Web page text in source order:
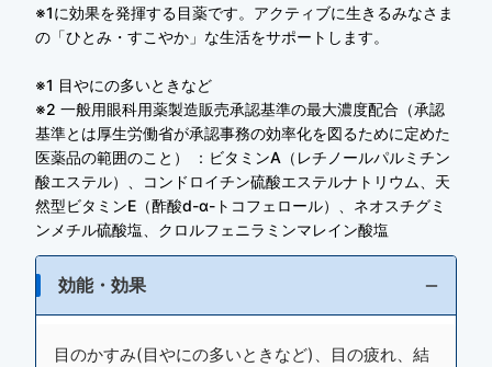
※1に効果を発揮する目薬です。アクティブに生きるみなさま
の「ひとみ・すこやか」な生活をサポートします。
※1 目やにの多いときなど
※2 一般用眼科用薬製造販売承認基準の最大濃度配合（承認
基準とは厚生労働省が承認事務の効率化を図るために定めた
医薬品の範囲のこと） ：ビタミンA（レチノールパルミチン
酸エステル）、コンドロイチン硫酸エステルナトリウム、天
然型ビタミンE（酢酸d-α-トコフェロール）、ネオスチグミ
ンメチル硫酸塩、クロルフェニラミンマレイン酸塩
効能・効果
目のかすみ(目やにの多いときなど)、目の疲れ、結